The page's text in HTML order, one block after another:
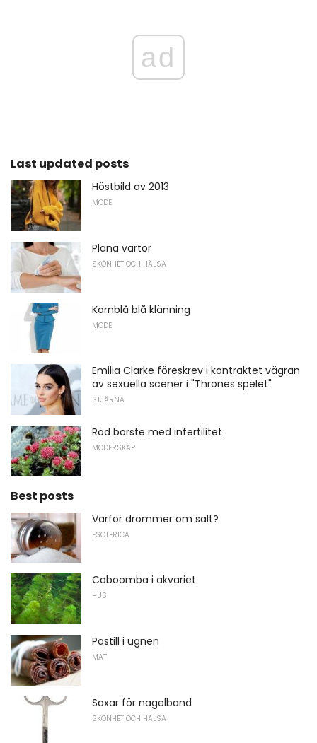
ad
Last updated posts
Höstbild av 2013
MODE
Plana vartor
SKÖNHET OCH HÄLSA
Kornblå blå klänning
MODE
Emilia Clarke föreskrev i kontraktet vägran
av sexuella scener i "Thrones spelet"
STJÄRNA
Röd borste med infertilitet
MODERSKAP
Best posts
Varför drömmer om salt?
ESOTERICA
Caboomba i akvariet
HUS
Pastill i ugnen
MAT
Saxar för nagelband
SKÖNHET OCH HÄLSA